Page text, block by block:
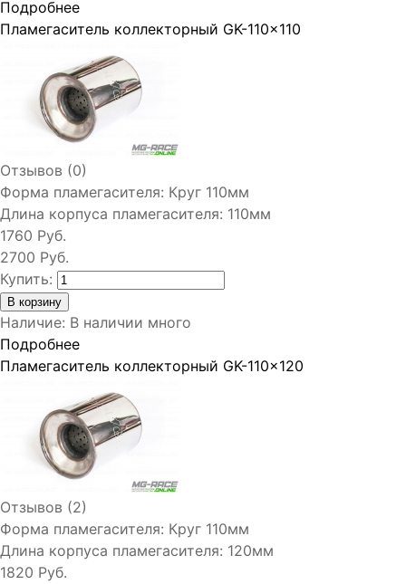
Подробнее
Пламегаситель коллекторный GK-110x110
Отзывов (0)
Форма пламегасителя: Круг 110мм
Длина корпуса пламегасителя: 110мм
1760 Руб.
2700 Руб.
Купить:
Наличие: В наличии много
Подробнее
Пламегаситель коллекторный GK-110x120
Отзывов (2)
Форма пламегасителя: Круг 110мм
Длина корпуса пламегасителя: 120мм
1820 Руб.